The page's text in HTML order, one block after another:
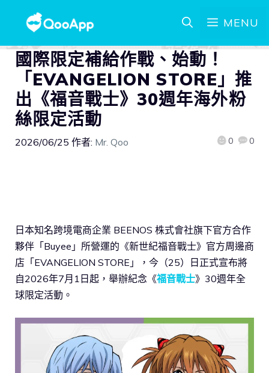
MENU
國際限定補給作戰、始動！
「EVANGELION STORE」推
出《福音戰士》30週年海外粉
絲限定活動
2026/06/25 作者: Mr. Qoo 0 0
日本知名跨境電商企業 BEENOS 株式會社旗下官方合作
夥伴「Buyee」所營運的《新世紀福音戰士》官方周邊商
店「EVANGELION STORE」，今（25）日正式宣布將
自2026年7月1日起，舉辦紀念《福音戰士》30週年全
球限定活動。